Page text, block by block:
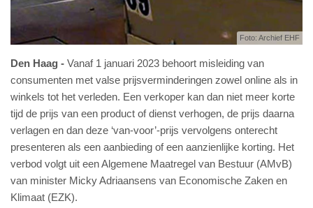
Foto: Archief EHF
Den Haag
Vanaf 1 januari 2023 behoort misleiding van
consumenten met valse prijsverminderingen zowel online als in
winkels tot het verleden. Een verkoper kan dan niet meer korte
tijd de prijs van een product of dienst verhogen, de prijs daarna
verlagen en dan deze ‘van-voor’-prijs vervolgens onterecht
presenteren als een aanbieding of een aanzienlijke korting. Het
verbod volgt uit een Algemene Maatregel van Bestuur (AMvB)
van minister Micky Adriaansens van Economische Zaken en
Klimaat (EZK).